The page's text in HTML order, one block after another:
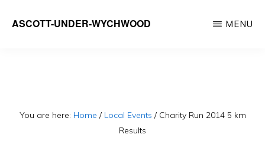
ASCOTT-UNDER-WYCHWOOD
MENU
You are here: Home / Local Events /Charity Run 2014 5 km
Results